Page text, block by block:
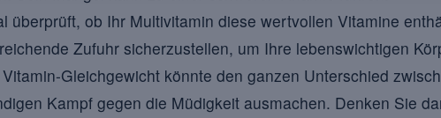
überprüft, ob Ihr Multivitamin diese wertvollen Vitamine
Zufuhr sicherzustellen, um Ihre lebenswichtigen
Gleichgewicht könnte den ganzen Unterschied
Kampf gegen die Müdigkeit ausmachen. Denken Sie